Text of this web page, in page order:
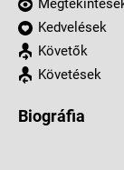
Kedvelések
Követők
Követések
Biográfia